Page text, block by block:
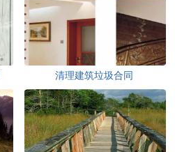
清理建筑垃圾合同